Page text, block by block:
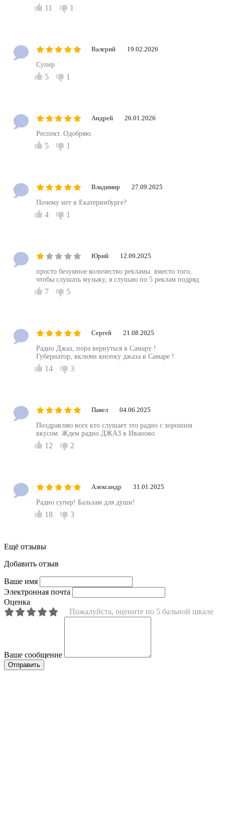
11 1
Валерий 19.02.2026
Супер
5 1
Андрей 26.01.2026
Респект. Одобряю.
5 1
Владимир 27.09.2025
Почему нет в Екатеринбурге?
4 1
Юрий 12.09.2025
просто безумное количество рекламы. вместо того,
чтобы слушать музыку, я слушаю по 5 реклам подряд
7 5
Сергей 21.08.2025
Радио Джаз, пора вернуться в Самару !
Губернатор, включи кнопку джаза в Самаре !
14 3
Павел 04.06.2025
Поздравляю всех кто слушает это радио с хорошим
вкусом. Ждем радио ДЖАЗ в Иваново.
12 2
Александр 31.01.2025
Радио супер! Бальзам для души!
18 3
Ещё отзывы
Добавить отзыв
Ваше имя
Электронная почта
Оценка
Пожалуйста, оцените по 5 бальной шкале
Ваше сообщение